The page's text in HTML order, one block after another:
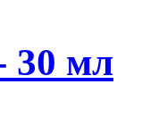
30 мл